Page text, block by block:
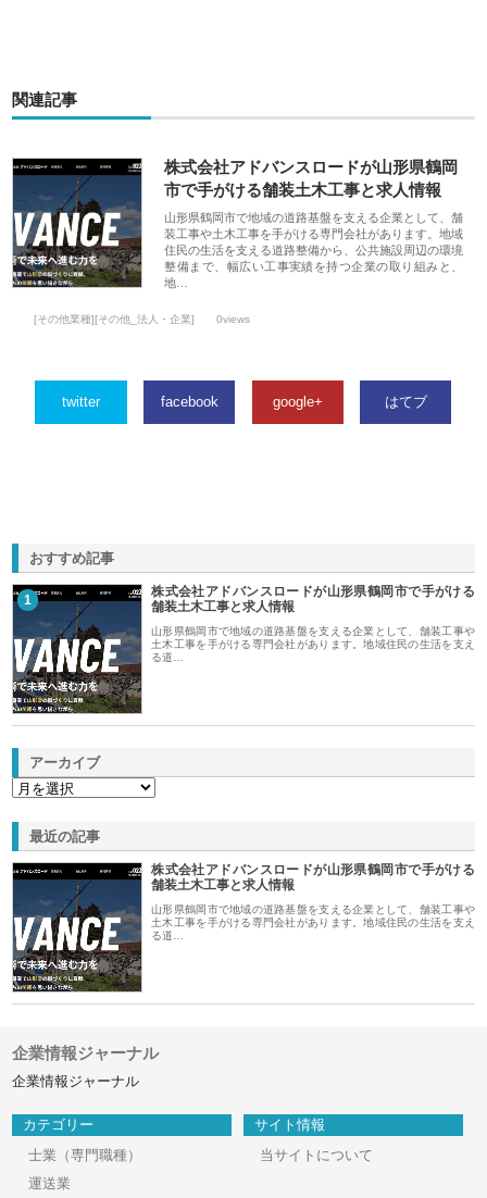
関連記事
株式会社アドバンスロードが山形県鶴岡
市で手がける舗装土木工事と求人情報
山形県鶴岡市で地域の道路基盤を支える企業として、舗
装工事や土木工事を手がける専門会社があります。地域
住民の生活を支える道路整備から、公共施設周辺の環境
整備まで、幅広い工事実績を持つ企業の取り組みと、
地…
[その他業種][その他_法人・企業] 0views
twitter facebook google+ はてブ
おすすめ記事
1
株式会社アドバンスロードが山形県鶴岡市で手がける
舗装土木工事と求人情報
山形県鶴岡市で地域の道路基盤を支える企業として、舗装工事や
土木工事を手がける専門会社があります。地域住民の生活を支え
る道…
アーカイブ
最近の記事
株式会社アドバンスロードが山形県鶴岡市で手がける
舗装土木工事と求人情報
山形県鶴岡市で地域の道路基盤を支える企業として、舗装工事や
土木工事を手がける専門会社があります。地域住民の生活を支え
る道…
企業情報ジャーナル
企業情報ジャーナル
カテゴリー
士業（専門職種）
運送業
サイト情報
当サイトについて